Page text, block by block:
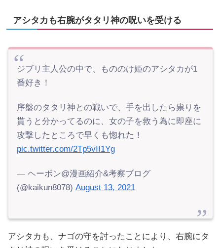
アシタカも右腕がタタリ神の呪いを受ける
ジブリ主人公の中で、もののけ姫のアシタカが1
番好き！
序盤のタタリ神との戦いで、手を出したら祟りを
貰うと分かってるのに、女の子を救う為に即座に
攻撃したところで早くも惚れた！
pic.twitter.com/2Tp5vII1Yg
— ヘーボン@漫画紹介&考察ブログ
(@kaikun8078) August 13, 2021
アシタカも、ナゴの守を討ったことにより、右腕にタ